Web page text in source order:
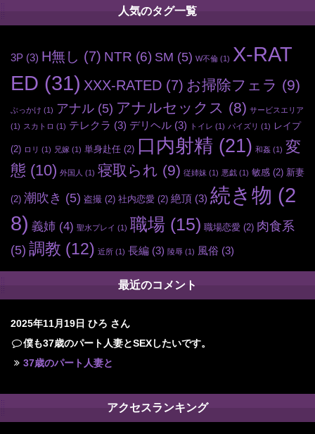
人気のタグ一覧
3P (3) H無し (7) NTR (6) SM (5) W不倫 (1) X-RAT
ED (31) XXX-RATED (7) お掃除フェラ (9)
ぶっかけ (1) アナル (5) アナルセックス (8) サービスエリア
(1) スカトロ (1) テレクラ (3) デリヘル (3) トイレ (1) パイズリ (1) レイプ
(2) ロリ (1) 兄嫁 (1) 単身赴任 (2) 口内射精 (21) 和姦 (1) 変
態 (10) 外国人 (1) 寝取られ (9) 従姉妹 (1) 悪戯 (1) 敏感 (2) 新妻
(2) 潮吹き (5) 盗撮 (2) 社内恋愛 (2) 絶頂 (3) 続き物 (2
8) 義姉 (4) 聖水プレイ (1) 職場 (15) 職場恋愛 (2) 肉食系
(5) 調教 (12) 近所 (1) 長編 (3) 陵辱 (1) 風俗 (3)
最近のコメント
2025年11月19日 ひろ さん
僕も37歳のパート人妻とSEXしたいです。
37歳のパート人妻と
アクセスランキング